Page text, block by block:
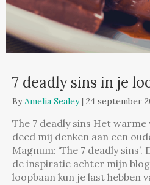
7 deadly sins in je
ByAmelia Sealey | 24 september
The 7 deadly sins Het
deed mij denken aan een
Magnum: ‘The 7 deadly
de inspiratie achter mijn
loopbaan kun je last hebben